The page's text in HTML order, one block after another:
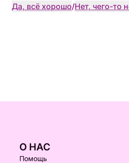
Да, всё хорошо/Нет, чего-то
О НАС
Помощь